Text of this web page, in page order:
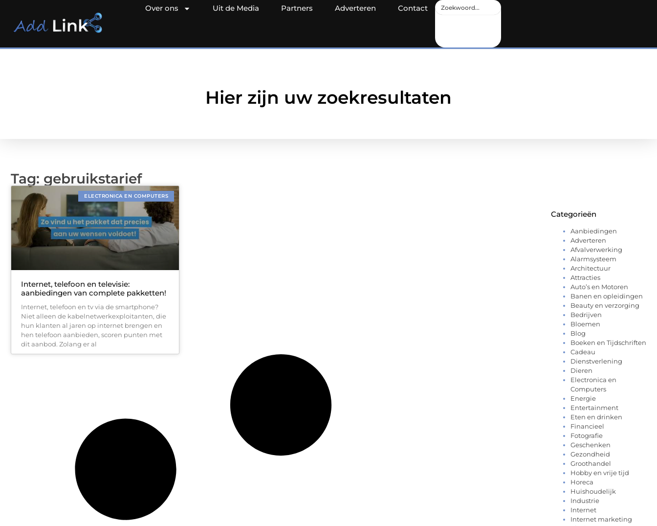
Over ons Uit de Media Partners Adverteren Contact
Hier zijn uw zoekresultaten
Tag: gebruikstarief
ELECTRONICA EN COMPUTERS
Internet, telefoon en televisie:
aanbiedingen van complete pakketten!
Internet, telefoon en tv via de smartphone?
Niet alleen de kabelnetwerkexploitanten, die
hun klanten al jaren op internet brengen en
hen telefoon aanbieden, scoren punten met
dit aanbod. Zolang er al
Categorieën
Aanbiedingen
Adverteren
Afvalverwerking
Alarmsysteem
Architectuur
Attracties
Auto’s en Motoren
Banen en opleidingen
Beauty en verzorging
Bedrijven
Bloemen
Blog
Boeken en Tijdschriften
Cadeau
Dienstverlening
Dieren
Electronica en
Computers
Energie
Entertainment
Eten en drinken
Financieel
Fotografie
Geschenken
Gezondheid
Groothandel
Hobby en vrije tijd
Horeca
Huishoudelijk
Industrie
Internet
Internet marketing